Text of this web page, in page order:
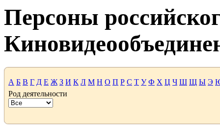
Персоны
А Б В Г Д Е Ж З И К Л М Н О П Р С Т У Ф Х Ц Ч Ш Щ Ы Э
Род деятельности